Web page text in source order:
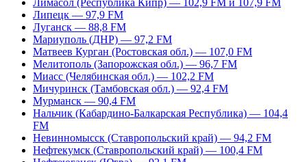
Лимасол (Республика Кипр) — 102,9 FM и 107,9 FM
Липецк — 97,9 FM
Луганск — 88,8 FM
Мариуполь (ДНР) — 97,2 FM
Матвеев Курган (Ростовская обл.) — 107,0 FM
Мелитополь (Запорожская обл.) — 96,7 FM
Миасс (Челябинская обл.) — 102,2 FM
Мичуринск (Тамбовская обл.) — 92,4 FM
Мурманск — 90,4 FM
Нальчик (Кабардино-Балкарская Республика) — 104,4
FM
Невинномысск (Ставропольский край) — 94,2 FM
Нефтекумск (Ставропольский край) — 100,4 FM